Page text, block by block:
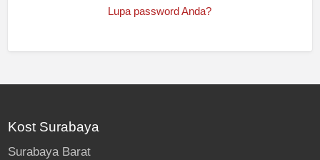
Lupa password Anda?
Kost Surabaya
Surabaya Barat